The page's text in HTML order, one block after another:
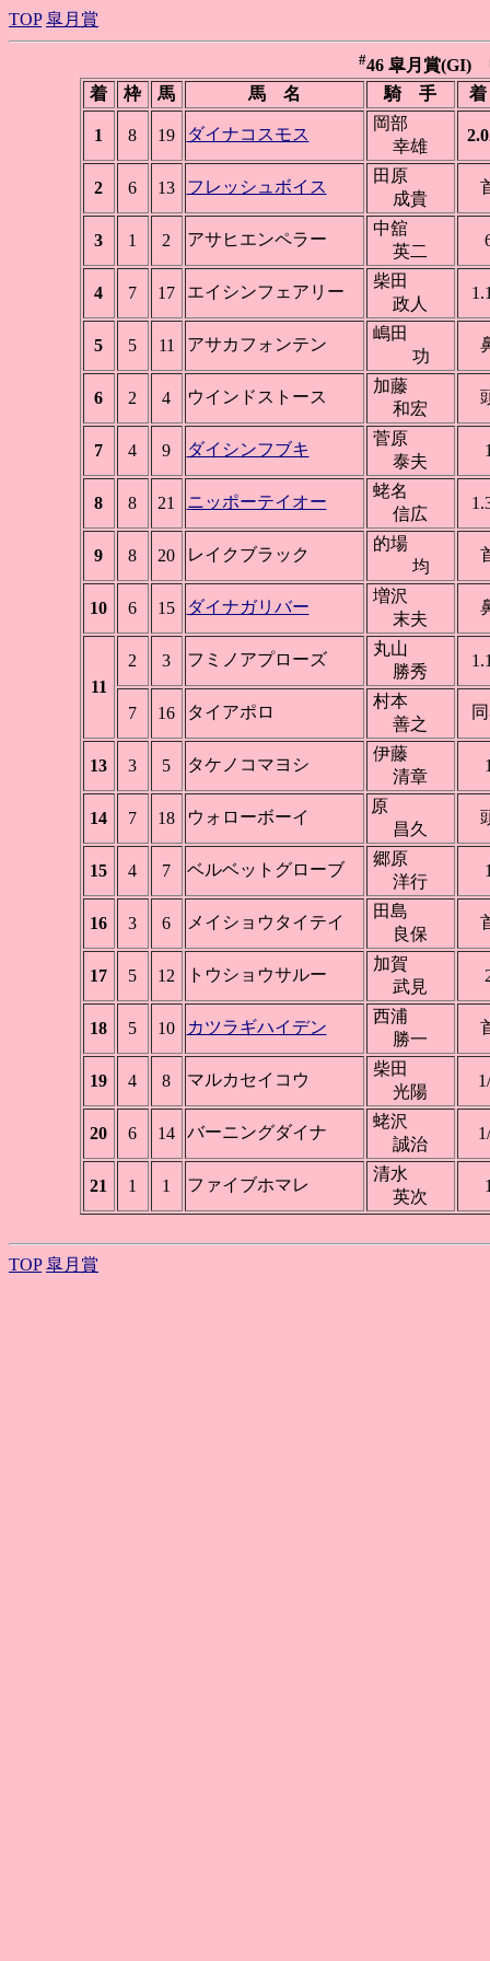
TOP 皐月賞
#46 皐月賞(GI)
着
枠 馬 馬 名 騎 手 着
1 8 19 ダイナコスモス
岡部
幸雄
2 6 13 フレッシュボイス
田原
成貴
3 1 2 アサヒエンペラー
中舘
英二
4 7 17 エイシンフェアリー
柴田
政人
5 5 11 アサカフォンテン
嶋田
功
6 2 4 ウインドストース
加藤
和宏
7 4 9 ダイシンフブキ
菅原
泰夫
8 8 21 ニッポーテイオー
蛯名
信広
9 8 20 レイクブラック
的場
均
10 6 15 ダイナガリバー
増沢
末夫
11
2 3 フミノアプローズ
丸山
勝秀
7 16 タイアポロ
村本
善之
13 3 5 タケノコマヨシ
伊藤
清章
14 7 18 ウォローボーイ
原
昌久
15 4 7 ベルベットグローブ
郷原
洋行
16 3 6 メイショウタイテイ
田島
良保
17 5 12 トウショウサルー
加賀
武見
18 5 10 カツラギハイデン
西浦
勝一
19 4 8 マルカセイコウ
柴田
光陽
20 6 14 バーニングダイナ
蛯沢
誠治
21 1 1 ファイブホマレ
清水
英次
TOP 皐月賞